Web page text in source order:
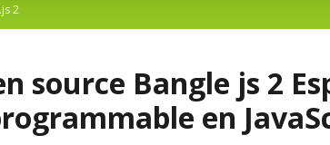
2
source Bangle js 2
en